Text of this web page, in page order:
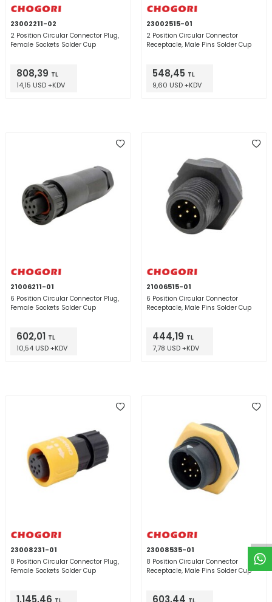
23002211-02
2 Position Circular Connector Plug,
Female Sockets Solder Cup
808,39 TL
14,15 USD +KDV
23002515-01
2 Position Circular Connector
Receptacle, Male Pins Solder Cup
548,45 TL
9,60 USD +KDV
21006211-01
6 Position Circular Connector Plug,
Female Sockets Solder Cup
602,01 TL
10,54 USD +KDV
21006515-01
6 Position Circular Connector
Receptacle, Male Pins Solder Cup
444,19 TL
7,78 USD +KDV
23008231-01
8 Position Circular Connector Plug,
Female Sockets Solder Cup
1.145,46
23008535-01
8 Position Circular Connector
Receptacle, Male Pins Solder Cup
603,44